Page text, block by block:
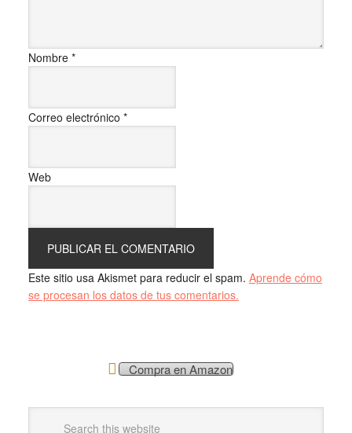
Nombre *
Correo electrónico *
Web
Este sitio usa Akismet para reducir el spam. Aprende cómo
se procesan los datos de tus comentarios.
Compra en Amazon